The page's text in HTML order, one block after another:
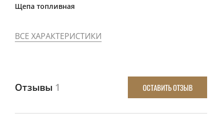
Щепа топливная
ВСЕ ХАРАКТЕРИСТИКИ
Отзывы 1 ОСТАВИТЬ ОТЗЫВ